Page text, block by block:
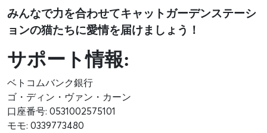
みんなで力を合わせてキャットガーデンステーシ
ョンの猫たちに愛情を届けましょう！
サポート情報:
ベトコムバンク銀行
ゴ・ディン・ヴァン・カーン
口座番号: 0531002575101
モモ: 0339773480